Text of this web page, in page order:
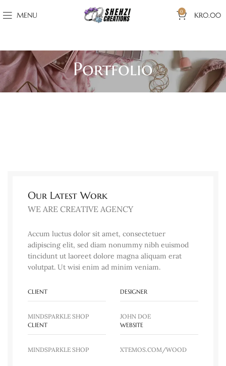
MENU 0 KR0.00
Portfolio
Our Latest Work
WE ARE CREATIVE AGENCY
Accum luctus dolor sit amet, consectetuer
adipiscing elit, sed diam nonummy nibh euismod
tincidunt ut laoreet dolore magna aliquam erat
volutpat. Ut wisi enim ad minim veniam.
CLIENT
MINDSPARKLE SHOP
DESIGNER
JOHN DOE
CLIENT
MINDSPARKLE SHOP
WEBSITE
XTEMOS.COM/WOOD